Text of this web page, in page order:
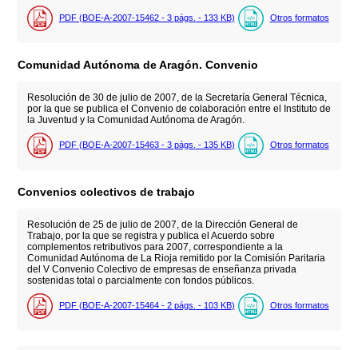
PDF (BOE-A-2007-15462 - 3 págs. - 133 KB) Otros formatos
Comunidad Autónoma de Aragón. Convenio
Resolución de 30 de julio de 2007, de la Secretaría General Técnica,
por la que se publica el Convenio de colaboración entre el Instituto de
la Juventud y la Comunidad Autónoma de Aragón.
PDF (BOE-A-2007-15463 - 3 págs. - 135 KB) Otros formatos
Convenios colectivos de trabajo
Resolución de 25 de julio de 2007, de la Dirección General de
Trabajo, por la que se registra y publica el Acuerdo sobre
complementos retributivos para 2007, correspondiente a la
Comunidad Autónoma de La Rioja remitido por la Comisión Paritaria
del V Convenio Colectivo de empresas de enseñanza privada
sostenidas total o parcialmente con fondos públicos.
PDF (BOE-A-2007-15464 - 2 págs. - 103 KB) Otros formatos